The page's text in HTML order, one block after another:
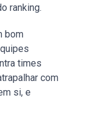
ranking.
bom
times
com
si, e